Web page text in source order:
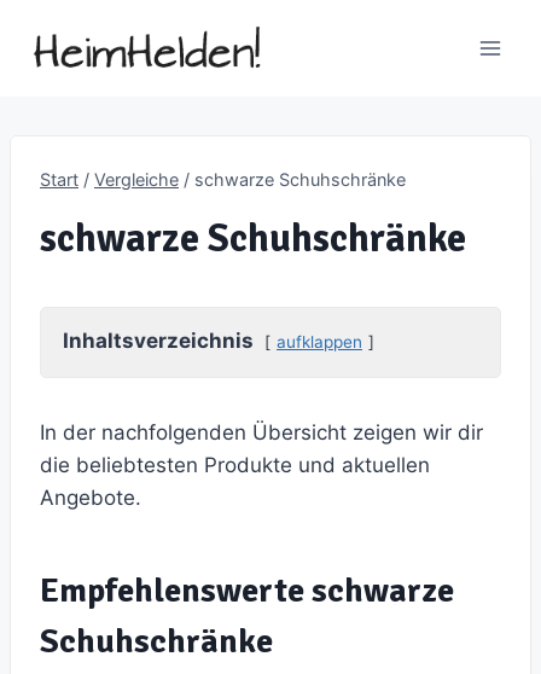
Inhalt
Start / Vergleiche / schwarze Schuhschränke
schwarze Schuhschränke
Inhaltsverzeichnis aufklappen
In der nachfolgenden Übersicht zeigen wir dir
die beliebtesten Produkte und aktuellen
Angebote.
Empfehlenswerte schwarze
Schuhschränke